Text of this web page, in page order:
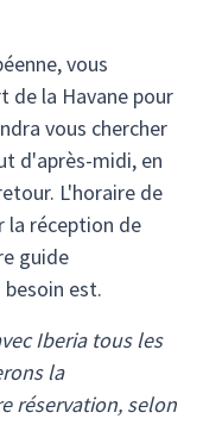
vous
la Havane pour
vous chercher
d'après-midi, en
L'horaire de
la réception de
guide
est.
Iberia tous les
la
réservation, selon